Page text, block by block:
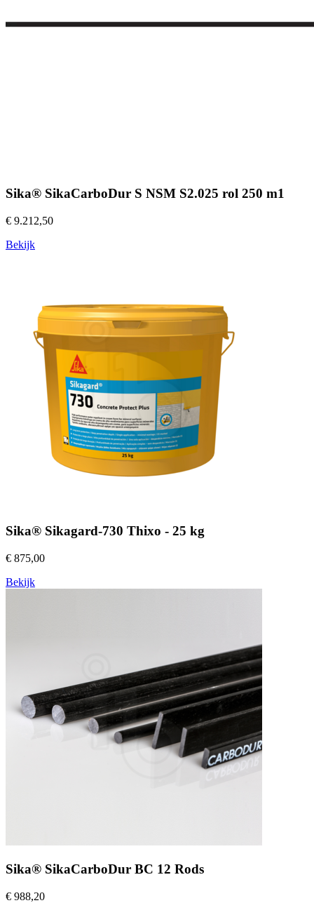
Sika® SikaCarboDur S NSM S2.025 rol 250 m1
€ 9.212,50
Bekijk
Sika® Sikagard-730 Thixo - 25 kg
€ 875,00
Bekijk
Sika® SikaCarboDur BC 12 Rods
€ 988,20